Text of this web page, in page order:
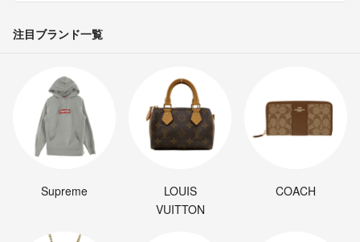
注目ブランド一覧
Supreme
LOUIS
VUITTON
COACH